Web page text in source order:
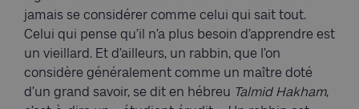
jamais se considérer comme celui qui sait tout.
Celui qui pense qu’il n’a plus besoin d’apprendre est
un vieillard. Et d’ailleurs, un rabbin, que l’on
considère généralement comme un maître doté
d’un grand savoir, se dit en hébreu Talmid Hakham,